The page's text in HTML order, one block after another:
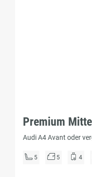
Premium
Audi A4 Avant oder
5 5 4